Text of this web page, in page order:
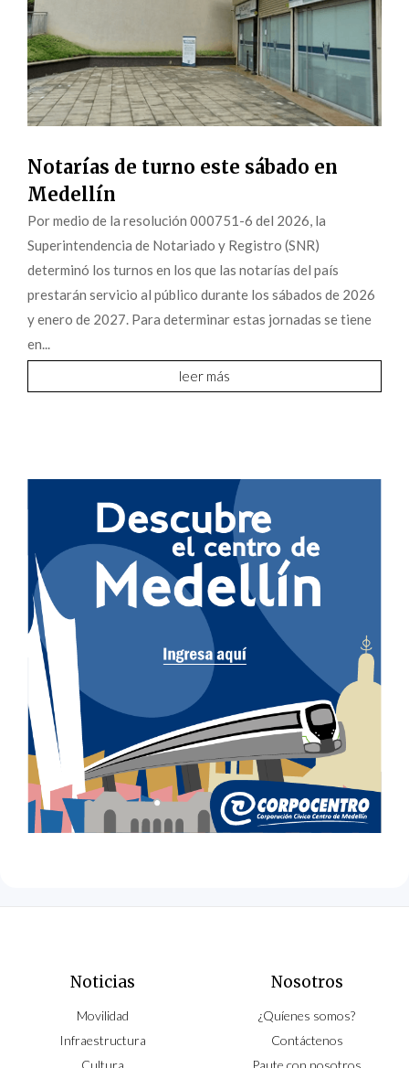
Notarías de turno este sábado en
Medellín
Por medio de la resolución 000751-6 del 2026, la
Superintendencia de Notariado y Registro (SNR)
determinó los turnos en los que las notarías del país
prestarán servicio al público durante los sábados de 2026
y enero de 2027. Para determinar estas jornadas se tiene
en...
leer más
Noticias
Movilidad
Infraestructura
Nosotros
¿Quíenes somos?
Contáctenos